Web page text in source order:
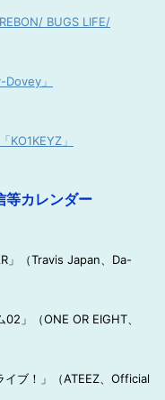
BUGS LIFE/
」
KO1KEYZ」
等カレンダー
」（Travis Japan、Da-
」（ONE OR EIGHT、
ブ！」（ATEEZ、Official